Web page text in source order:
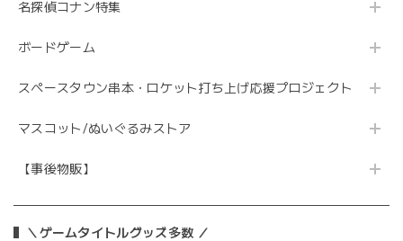
名探偵コナン特集
ボードゲーム
スペースタウン串本・ロケット打ち上げ応援プロジェクト
マスコット/ぬいぐるみストア
【事後物販】
＼ゲームタイトルグッズ多数 ／